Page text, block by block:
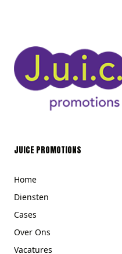
JUICE PROMOTIONS
Home
Diensten
Cases
Over Ons
Vacatures